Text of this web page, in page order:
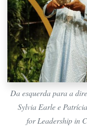
Da esquerda para a
Sylvia Earle e
for Leadership in